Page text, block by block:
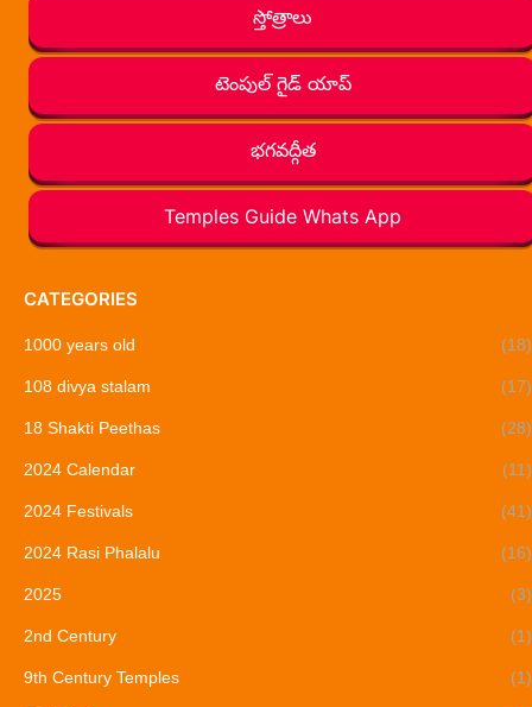
స్తోత్రాలు
టెంపుల్ గైడ్ యాప్
భగవద్గీత
Temples Guide Whats App
CATEGORIES
1000 years old (18)
108 divya stalam (17)
18 Shakti Peethas (28)
2024 Calendar (11)
2024 Festivals (41)
2024 Rasi Phalalu (16)
2025 (3)
2nd Century (1)
9th Century Temples (1)